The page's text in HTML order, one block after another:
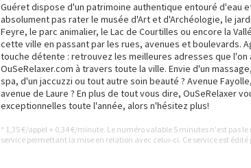
Guéret dispose d'un patrimoine authentique entouré d'eau
absolument pas rater le musée d'Art et d'Archéologie, le
Feyre, le parc animalier, le Lac de Courtilles ou encore la
cette ville en passant par les rues, avenues et boulevards.
touche détente : retrouvez les meilleures adresses que
OuSeRelaxer.com à travers toute la ville. Envie d'un
spa, d'un jaccuzzi ou tout autre soin beauté ? Avenue
avenue de Laure ? En plus de tout vous dire, OuSeRelaxer
exceptionnelles toute l'année, alors n'hésitez plus!
* 1,35 €/appel + 0,34 €/minute. Le numéro valable 5 minutes n'est pas
service permettant la mise en relation avec celui-ci. Ce service est